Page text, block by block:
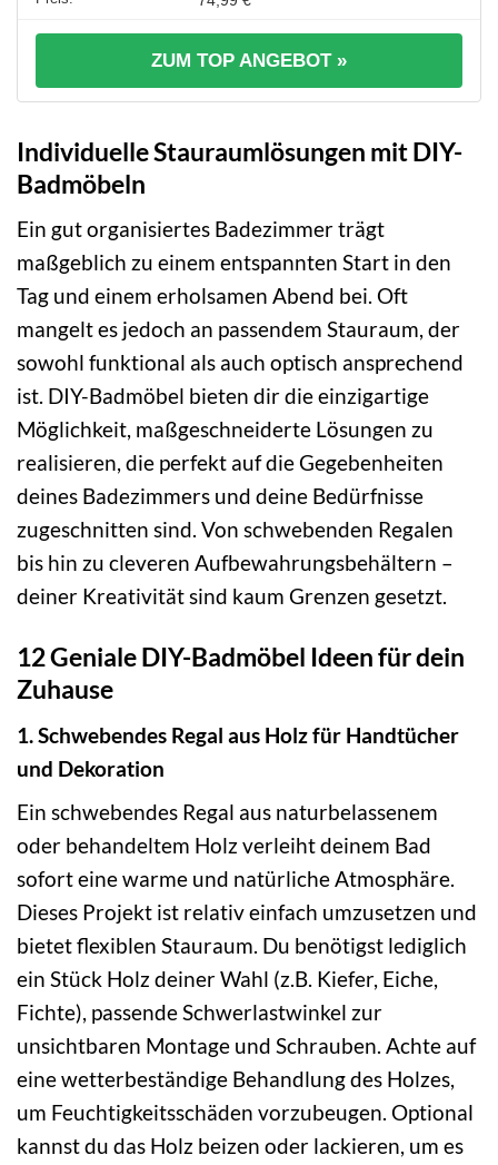
ZUM TOP ANGEBOT »
Individuelle Stauraumlösungen mit DIY-
Badmöbeln
Ein gut organisiertes Badezimmer trägt
maßgeblich zu einem entspannten Start in den
Tag und einem erholsamen Abend bei. Oft
mangelt es jedoch an passendem Stauraum, der
sowohl funktional als auch optisch ansprechend
ist. DIY-Badmöbel bieten dir die einzigartige
Möglichkeit, maßgeschneiderte Lösungen zu
realisieren, die perfekt auf die Gegebenheiten
deines Badezimmers und deine Bedürfnisse
zugeschnitten sind. Von schwebenden Regalen
bis hin zu cleveren Aufbewahrungsbehältern –
deiner Kreativität sind kaum Grenzen gesetzt.
12 Geniale DIY-Badmöbel Ideen für dein
Zuhause
1. Schwebendes Regal aus Holz für Handtücher
und Dekoration
Ein schwebendes Regal aus naturbelassenem
oder behandeltem Holz verleiht deinem Bad
sofort eine warme und natürliche Atmosphäre.
Dieses Projekt ist relativ einfach umzusetzen und
bietet flexiblen Stauraum. Du benötigst lediglich
ein Stück Holz deiner Wahl (z.B. Kiefer, Eiche,
Fichte), passende Schwerlastwinkel zur
unsichtbaren Montage und Schrauben. Achte auf
eine wetterbeständige Behandlung des Holzes,
um Feuchtigkeitsschäden vorzubeugen. Optional
kannst du das Holz beizen oder lackieren, um es